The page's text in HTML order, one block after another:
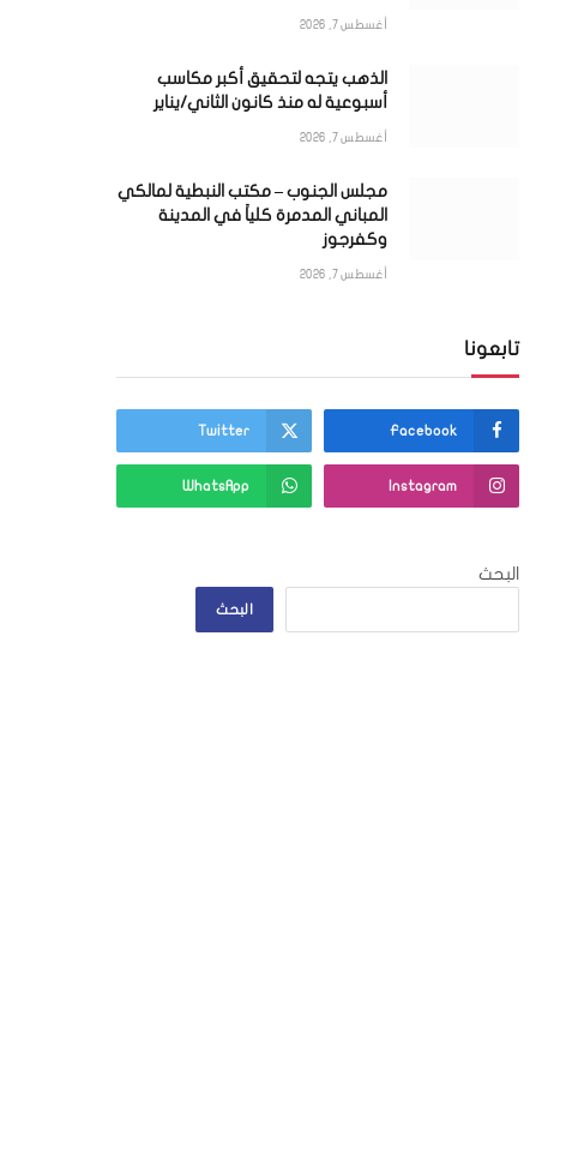
أغسطس 7, 2026
الذهب يتجه لتحقيق أكبر مكاسب
أسبوعية له منذ كانون الثاني/يناير
أغسطس 7, 2026
مجلس الجنوب – مكتب النبطية لمالكي
المباني المدمرة كلياً في المدينة
وكفرجوز
أغسطس 7, 2026
تابعونا
Facebook
Twitter
Instagram
WhatsApp
البحث
البحث